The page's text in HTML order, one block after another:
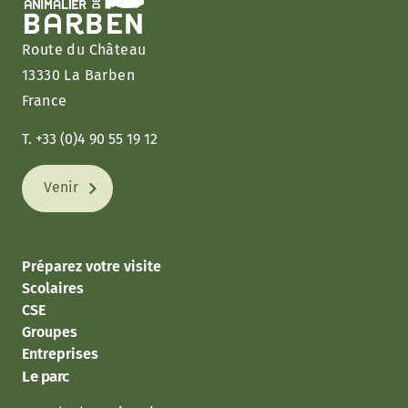
Route du Château
13330 La Barben
France
T. +33 (0)4 90 55 19 12
Venir
Préparez votre visite
Scolaires
CSE
Groupes
Entreprises
Le parc